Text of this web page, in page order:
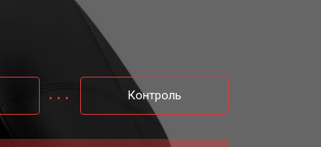
Контроль